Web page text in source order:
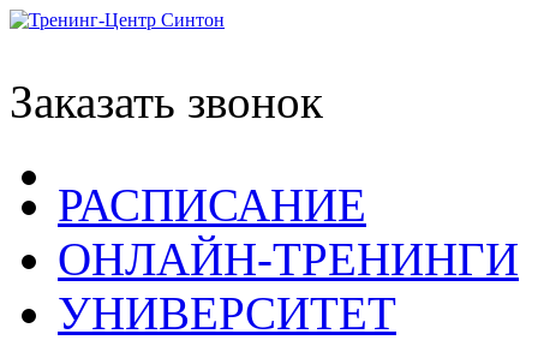
Заказать звонок
РАСПИСАНИЕ
ОНЛАЙН-ТРЕНИНГИ
УНИВЕРСИТЕТ